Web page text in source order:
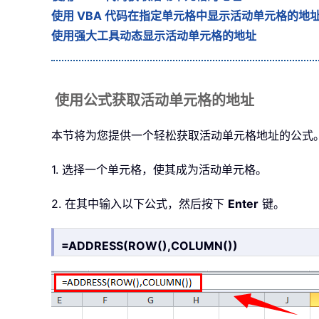
使用 VBA 代码在指定单元格中显示活动单元格的地
使用强大工具动态显示活动单元格的地址
使用公式获取活动单元格的地址
本节将为您提供一个轻松获取活动单元格地址的公式
1. 选择一个单元格，使其成为活动单元格。
2. 在其中输入以下公式，然后按下 Enter 键。
=ADDRESS(ROW(),COLUMN())